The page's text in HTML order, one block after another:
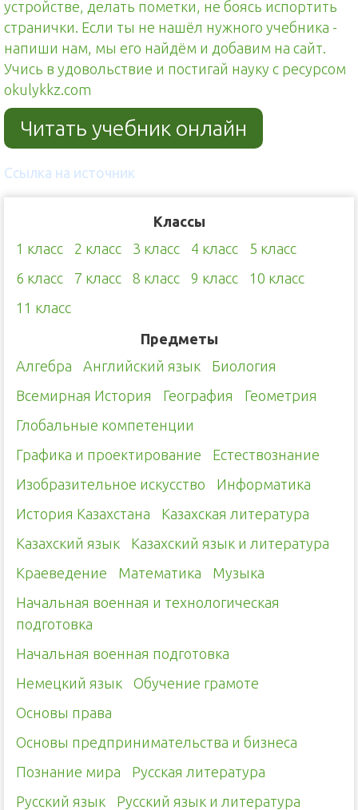
устройстве, делать пометки, не боясь испортить
странички. Если ты не нашёл нужного учебника -
напиши нам, мы его найдём и добавим на сайт.
Учись в удовольствие и постигай науку с ресурсом
okulykkz.com
Читать учебник онлайн
Ссылка на источник
Классы
1 класс
2 класс 3 класс 4 класс
5 класс
6 класс
7 класс 8 класс 9 класс
10 класс
11 класс
Предметы
Алгебра
Английский язык
Биология
Всемирная История
География
Геометрия
Глобальные компетенции
Графика и проектирование
Естествознание
Изобразительное искусство
Информатика
История Казахстана
Казахская литература
Казахский язык
Казахский язык и литература
Краеведение
Математика
Музыка
Начальная военная и технологическая
подготовка
Начальная военная подготовка
Немецкий язык
Обучение грамоте
Основы права
Основы предпринимательства и бизнеса
Познание мира
Русская литература
Русский язык
Русский язык и литература